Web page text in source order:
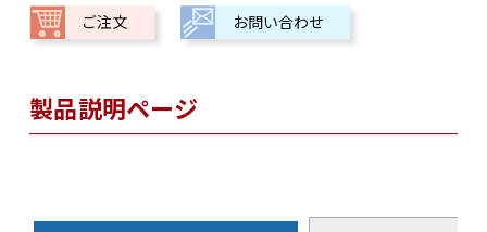
ご注文 お問い合わせ
製品説明ページ